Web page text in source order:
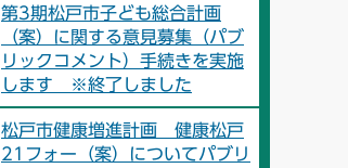
第3期松戸市子ども総合計画
（案）に関する意見募集（パブ
リックコメント）手続きを実施
します ※終了しました
松戸市健康増進計画 健康松戸
21フォー（案）についてパブリ